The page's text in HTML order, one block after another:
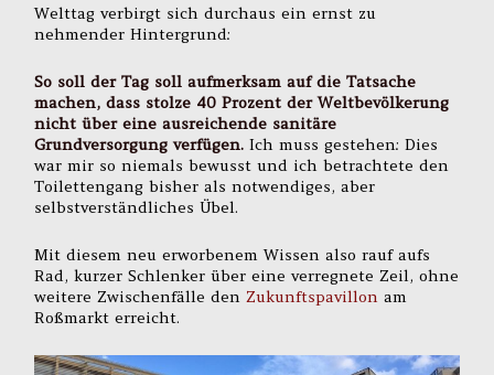
Welttag verbirgt sich durchaus ein ernst zu
nehmender Hintergrund:
So soll der Tag soll aufmerksam auf die Tatsache
machen, dass stolze 40 Prozent der Weltbevölkerung
nicht über eine ausreichende sanitäre
Grundversorgung verfügen. Ich muss gestehen: Dies
war mir so niemals bewusst und ich betrachtete den
Toilettengang bisher als notwendiges, aber
selbstverständliches Übel.
Mit diesem neu erworbenem Wissen also rauf aufs
Rad, kurzer Schlenker über eine verregnete Zeil, ohne
weitere Zwischenfälle denZukunftspavillon am
Roßmarkt erreicht.